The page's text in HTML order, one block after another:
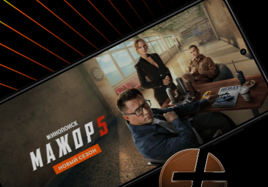
человека. И может фильм не будет почивать на
лаврах как картины, упомянутые выше, однако
посмотреть его определённо стоит, ну если не
боитесь, конечно, там себя узнать… В
последнее время в кинотеатрах не так часто
показывают хорошие, действительно смешные
и не глупые комедии, ведь заставить человека
смеяться куда сложнее, чем плакать. Картине
«Жмот» наверняка удастся вызвать у вас обе
эмоции. Так что всем ценителям весёлого,
доброго, но немного драматичного кино,
посещение сеанса в кинотеатре обязательно!
P.S. И не забудьте про сцену после титров.